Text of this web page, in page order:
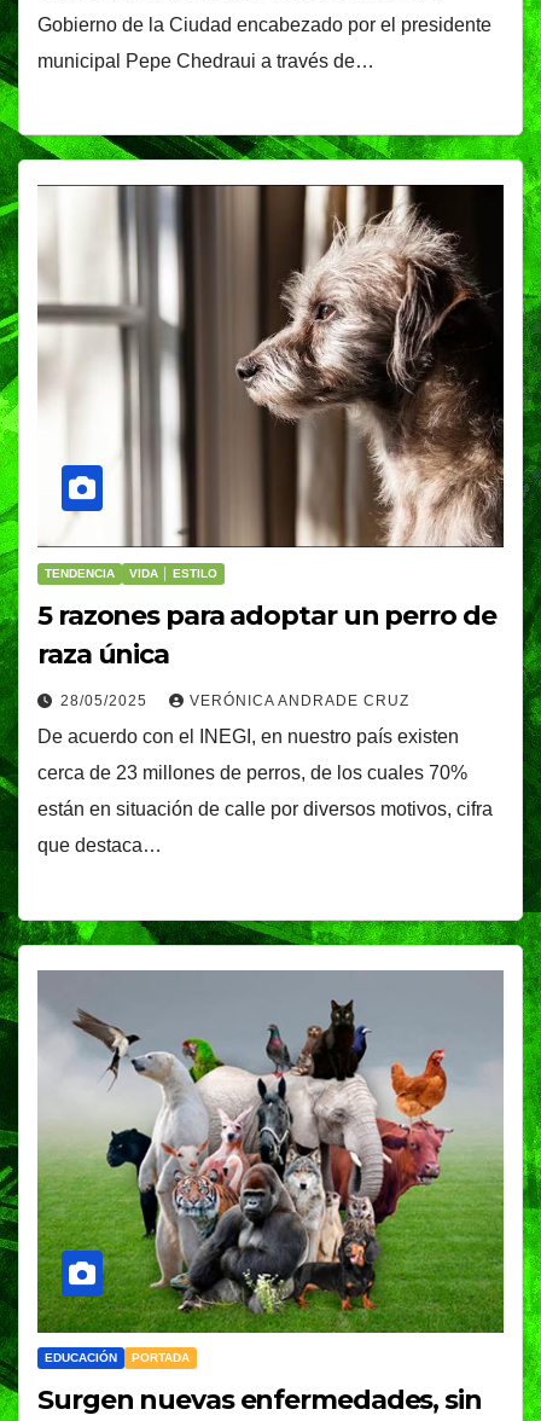
Gobierno de la Ciudad encabezado por el presidente
municipal Pepe Chedraui a través de…
TENDENCIA VIDA │ ESTILO
5 razones para adoptar un perro de
raza única
28/05/2025 VERÓNICA ANDRADE CRUZ
De acuerdo con el INEGI, en nuestro país existen
cerca de 23 millones de perros, de los cuales 70%
están en situación de calle por diversos motivos, cifra
que destaca…
EDUCACIÓN PORTADA
Surgen nuevas enfermedades, sin